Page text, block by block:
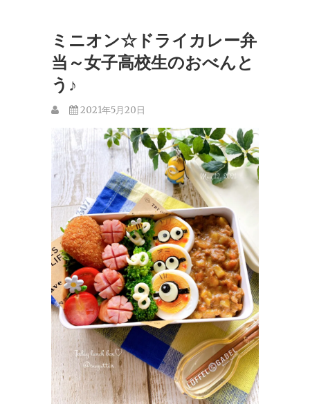
ミニオン☆ドライカレー弁
当～女子高校生のおべんと
う♪
2021年5月20日